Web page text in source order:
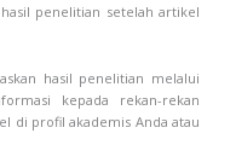
penelitian setelah artikel
hasil penelitian melalui
kepada rekan-rekan
di profil akademis Anda atau